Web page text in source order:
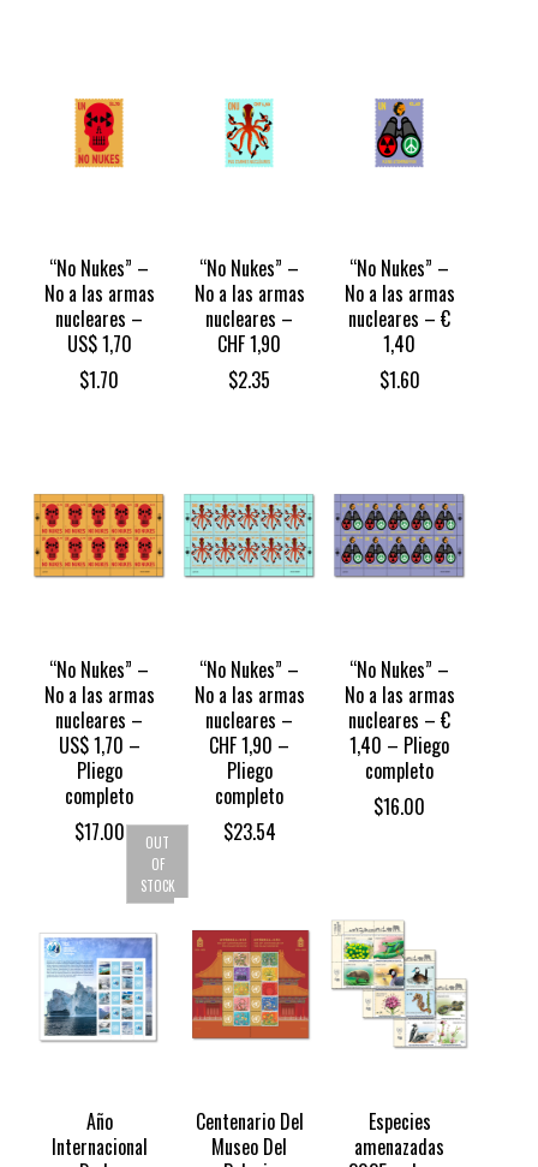
“No Nukes” –
No a las armas
nucleares –
US$ 1,70
$1.70
“No Nukes” –
No a las armas
nucleares –
CHF 1,90
$2.35
“No Nukes” –
No a las armas
nucleares – €
1,40
$1.60
“No Nukes” –
No a las armas
nucleares –
US$ 1,70 –
Pliego
completo
$17.00
“No Nukes” –
No a las armas
nucleares –
CHF 1,90 –
Pliego
completo
$23.54
“No Nukes” –
No a las armas
nucleares – €
1,40 – Pliego
completo
$16.00
Año
Internacional
OUT
OF
STOCK
Centenario Del
Museo Del
Especies
amenazadas